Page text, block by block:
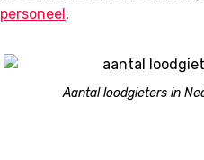
personeel .
Aantal loodgieters in